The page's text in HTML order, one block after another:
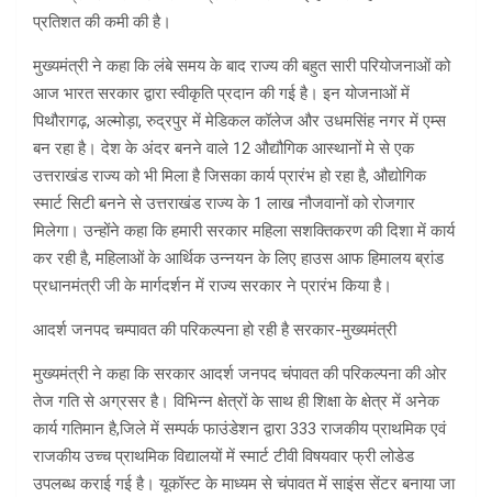
प्रतिशत की कमी की है।
मुख्यमंत्री ने कहा कि लंबे समय के बाद राज्य की बहुत सारी परियोजनाओं को
आज भारत सरकार द्वारा स्वीकृति प्रदान की गई है। इन योजनाओं में
पिथौरागढ़, अल्मोड़ा, रुद्रपुर में मेडिकल कॉलेज और उधमसिंह नगर में एम्स
बन रहा है। देश के अंदर बनने वाले 12 औद्यौगिक आस्थानों मे से एक
उत्तराखंड राज्य को भी मिला है जिसका कार्य प्रारंभ हो रहा है, औद्योगिक
स्मार्ट सिटी बनने से उत्तराखंड राज्य के 1 लाख नौजवानों को रोजगार
मिलेगा। उन्होंने कहा कि हमारी सरकार महिला सशक्तिकरण की दिशा में कार्य
कर रही है, महिलाओं के आर्थिक उन्नयन के लिए हाउस आफ हिमालय ब्रांड
प्रधानमंत्री जी के मार्गदर्शन में राज्य सरकार ने प्रारंभ किया है।
आदर्श जनपद चम्पावत की परिकल्पना हो रही है सरकार-मुख्यमंत्री
मुख्यमंत्री ने कहा कि सरकार आदर्श जनपद चंपावत की परिकल्पना की ओर
तेज गति से अग्रसर है। विभिन्न क्षेत्रों के साथ ही शिक्षा के क्षेत्र में अनेक
कार्य गतिमान है,जिले में सम्पर्क फाउंडेशन द्वारा 333 राजकीय प्राथमिक एवं
राजकीय उच्च प्राथमिक विद्यालयों में स्मार्ट टीवी विषयवार फ्री लोडेड
उपलब्ध कराई गई है। यूकॉस्ट के माध्यम से चंपावत में साइंस सेंटर बनाया जा